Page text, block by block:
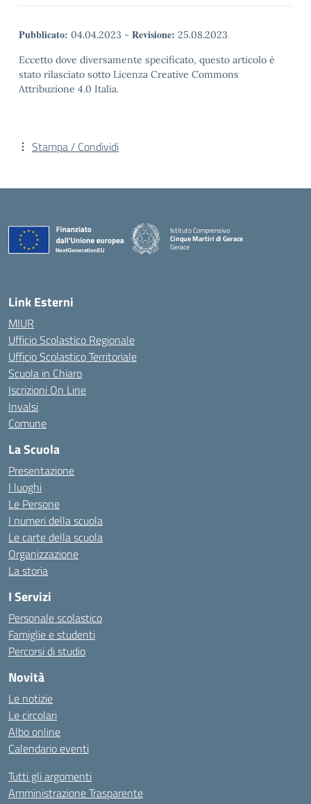
Pubblicato: 04.04.2023 - Revisione: 25.08.2023
Eccetto dove diversamente specificato, questo articolo è
stato rilasciato sotto Licenza Creative Commons
Attribuzione 4.0 Italia.
Stampa / Condividi
Istituto Comprensivo
Cinque Martiri di Gerace
Gerace
Link Esterni
MIUR
Ufficio Scolastico Regionale
Ufficio Scolastico Territoriale
Scuola in Chiaro
Iscrizioni On Line
Invalsi
Comune
La Scuola
Presentazione
I luoghi
Le Persone
I numeri della scuola
Le carte della scuola
Organizzazione
La storia
I Servizi
Personale scolastico
Famiglie e studenti
Percorsi di studio
Novità
Le notizie
Le circolari
Albo online
Calendario eventi
Tutti gli argomenti
Amministrazione Trasparente